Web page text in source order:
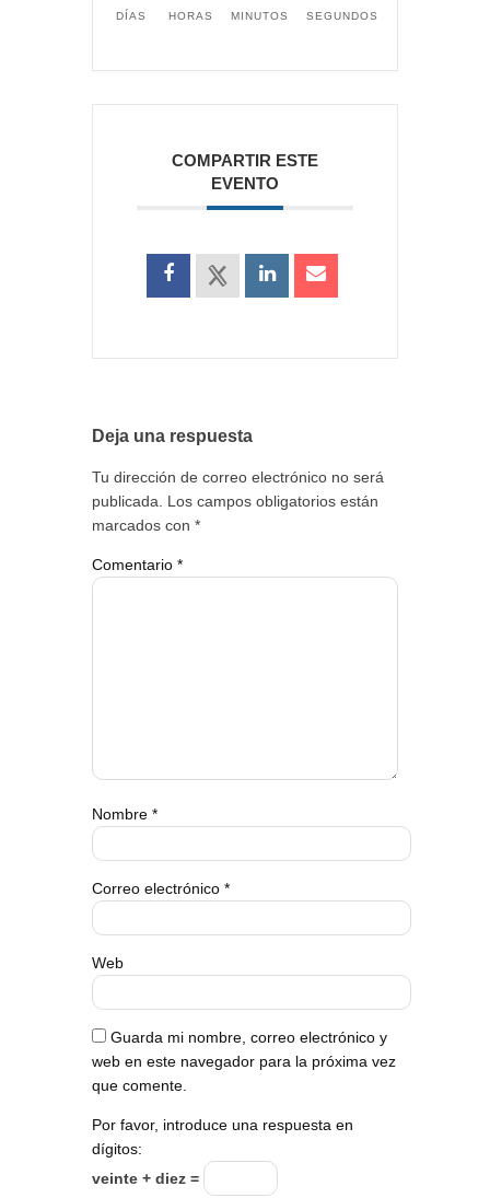
DÍAS HORAS MINUTOS SEGUNDOS
COMPARTIR ESTE
EVENTO
Deja una respuesta
Tu dirección de correo electrónico no será
publicada. Los campos obligatorios están
marcados con *
Comentario *
Nombre *
Correo electrónico *
Web
Guarda mi nombre, correo electrónico y
web en este navegador para la próxima vez
que comente.
Por favor, introduce una respuesta en
dígitos:
veinte + diez =